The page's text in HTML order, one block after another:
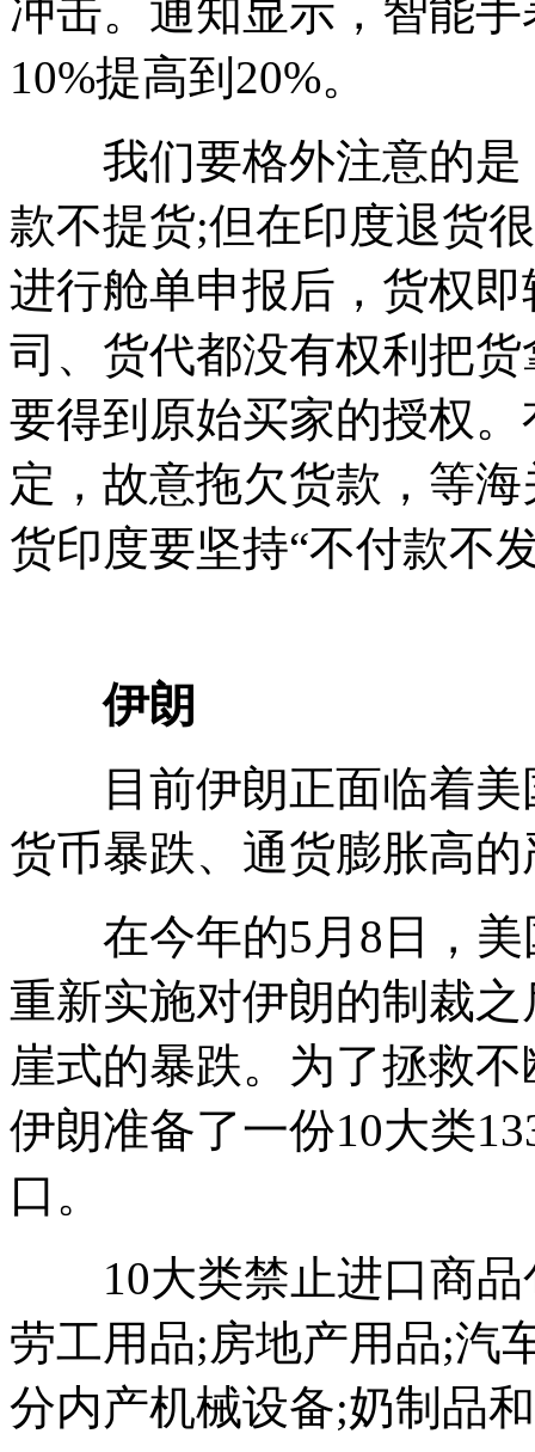
冲击。通知显示，智能
10%提高到20%。
我们要格外注意的是
款不提货;但在印度退货
进行舱单申报后，货权
司、货代都没有权利把
要得到原始买家的授权
定，故意拖欠货款，等
货印度要坚持“不付款不
伊朗
目前伊朗正面临着美
货币暴跌、通货膨胀高
在今年的5月8日，美
重新实施对伊朗的制裁
崖式的暴跌。为了拯救
伊朗准备了一份10大类
口。
10大类禁止进口商品
劳工用品;房地产用品;汽
分内产机械设备;奶制品